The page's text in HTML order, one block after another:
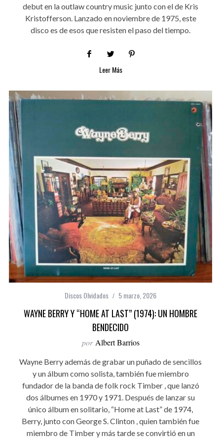
debut en la outlaw country music junto con el de Kris
Kristofferson. Lanzado en noviembre de 1975, este
disco es de esos que resisten el paso del tiempo.
Leer Más
Discos Olvidados 5 marzo, 2026
WAYNE BERRY Y “HOME AT LAST” (1974): UN HOMBRE
BENDECIDO
por Albert Barrios
Wayne Berry además de grabar un puñado de sencillos
y un álbum como solista, también fue miembro
fundador de la banda de folk rock Timber , que lanzó
dos álbumes en 1970 y 1971. Después de lanzar su
único álbum en solitario, “Home at Last” de 1974,
Berry, junto con George S. Clinton , quien también fue
miembro de Timber y más tarde se convirtió en un